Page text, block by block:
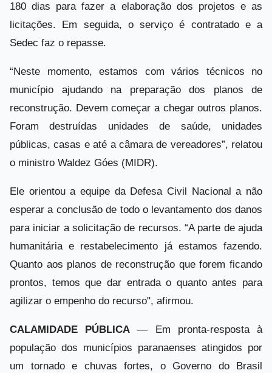
180 dias para fazer a elaboração dos projetos e as
licitações. Em seguida, o serviço é contratado e a
Sedec faz o repasse.
“Neste momento, estamos com vários técnicos no
município ajudando na preparação dos planos de
reconstrução. Devem começar a chegar outros planos.
Foram destruídas unidades de saúde, unidades
públicas, casas e até a câmara de vereadores”, relatou
o ministro Waldez Góes (MIDR).
Ele orientou a equipe da Defesa Civil Nacional a não
esperar a conclusão de todo o levantamento dos danos
para iniciar a solicitação de recursos. “A parte de ajuda
humanitária e restabelecimento já estamos fazendo.
Quanto aos planos de reconstrução que forem ficando
prontos, temos que dar entrada o quanto antes para
agilizar o empenho do recurso", afirmou.
CALAMIDADE PÚBLICA — Em pronta-resposta à
população dos municípios paranaenses atingidos por
um tornado e chuvas fortes, o Governo do Brasil